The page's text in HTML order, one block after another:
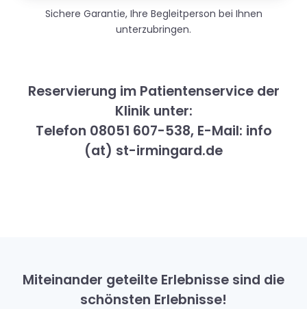
Sichere Garantie, Ihre Begleitperson bei Ihnen
unterzubringen.
Reservierung im Patientenservice der
Klinik unter:
Telefon 08051 607-538, E-Mail: info
(at) st-irmingard.de
Miteinander geteilte Erlebnisse sind die
schönsten Erlebnisse!